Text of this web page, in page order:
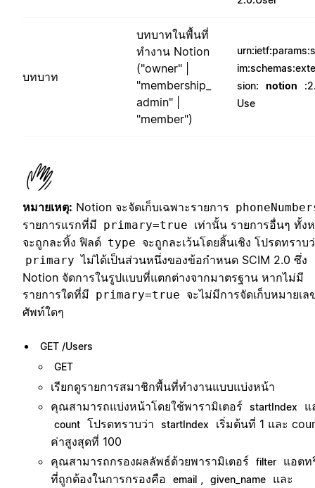
บทบาท
บทบาทในพื้นที่
ทำงาน Notion
("owner" |
"membership_
admin" |
"member")
sion:
notion
Use
หมายเหตุ: Notion จะจัดเก็บเฉพาะรายการ
รายการแรกที่มี primary=true เท่านั้น รายการอื่นๆ ทั้ง
จะถูกละทิ้ง ฟิลด์ type จะถูกละเว้นโดยสิ้นเชิง โปรดทราบ
primary ไม่ได้เป็นส่วนหนึ่งของข้อกำหนด SCIM 2.0 ซึ่ง
Notion จัดการในรูปแบบที่แตกต่างจากมาตรฐาน หากไม่มี
รายการใดที่มี primary=true จะไม่มีการจัดเก็บหมายเล
ศัพท์ใดๆ
GET /Users
GET
เรียกดูรายการสมาชิกพื้นที่ทำงานแบบแบ่งหน้า
คุณสามารถแบ่งหน้าโดยใช้พารามิเตอร์
startIndex แ
count โปรดทราบว่า startIndex
เริ่มต้นที่ 1 และ
ค่าสูงสุดที่ 100
คุณสามารถกรองผลลัพธ์ด้วยพารามิเตอร์
filter
แอตท
ที่ถูกต้องในการกรองคือ
email given_name และ